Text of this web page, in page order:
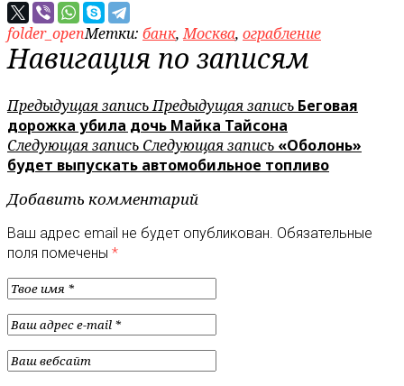
folder_openМетки: банк,Москва, ограбление
Навигация по записям
Предыдущая записьПредыдущая запись Беговая
дорожка убила дочь Майка Тайсона
Следующая запись Следующая запись «Оболонь»
будет выпускать автомобильное топливо
Добавить комментарий
Ваш адрес email не будет опубликован. Обязательные
поля помечены *